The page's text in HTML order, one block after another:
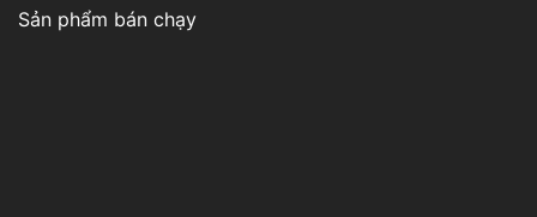
Sản phẩm bán chạy